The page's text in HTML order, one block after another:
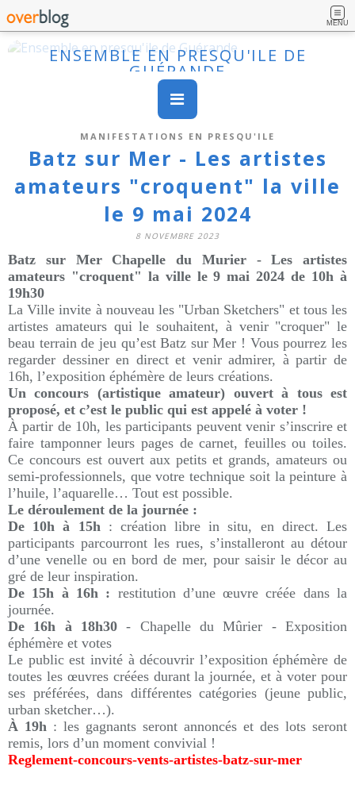
MENU
ENSEMBLE EN PRESQU'ILE DE
GUÉRANDE
MANIFESTATIONS EN PRESQU'ILE
Batz sur Mer - Les artistes
amateurs "croquent" la ville
le 9 mai 2024
8 NOVEMBRE 2023
Batz sur Mer Chapelle du Murier - Les artistes
amateurs "croquent" la ville le 9 mai 2024 de 10h à
19h30
La Ville invite à nouveau les "Urban Sketchers" et tous les
artistes amateurs qui le souhaitent, à venir "croquer" le
beau terrain de jeu qu’est Batz sur Mer ! Vous pourrez les
regarder dessiner en direct et venir admirer, à partir de
16h, l’exposition éphémère de leurs créations.
Un concours (artistique amateur) ouvert à tous est
proposé, et c’est le public qui est appelé à voter !
À partir de 10h, les participants peuvent venir s’inscrire et
faire tamponner leurs pages de carnet, feuilles ou toiles.
Ce concours est ouvert aux petits et grands, amateurs ou
semi-professionnels, que votre technique soit la peinture à
l’huile, l’aquarelle… Tout est possible.
Le déroulement de la journée :
De 10h à 15h: création libre in situ, en direct. Les
participants parcourront les rues, s’installeront au détour
d’une venelle ou en bord de mer, pour saisir le décor au
gré de leur inspiration.
De 15h à 16h : restitution d’une œuvre créée dans la
journée.
De 16h à 18h30 - Chapelle du Mûrier - Exposition
éphémère et votes
Le public est invité à découvrir l’exposition éphémère de
toutes les œuvres créées durant la journée, et à voter pour
ses préférées, dans différentes catégories (jeune public,
urban sketcher…).
À 19h : les gagnants seront annoncés et des lots seront
remis, lors d’un moment convivial !
Reglement-concours-vents-artistes-batz-sur-mer